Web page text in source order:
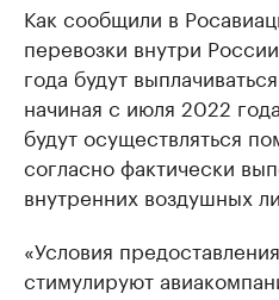
Как сообщили в
перевозки внутри
года будут
начиная с июля 2022
будут осуществляться
согласно фактически
внутренних воздушных
«Условия
стимулируют